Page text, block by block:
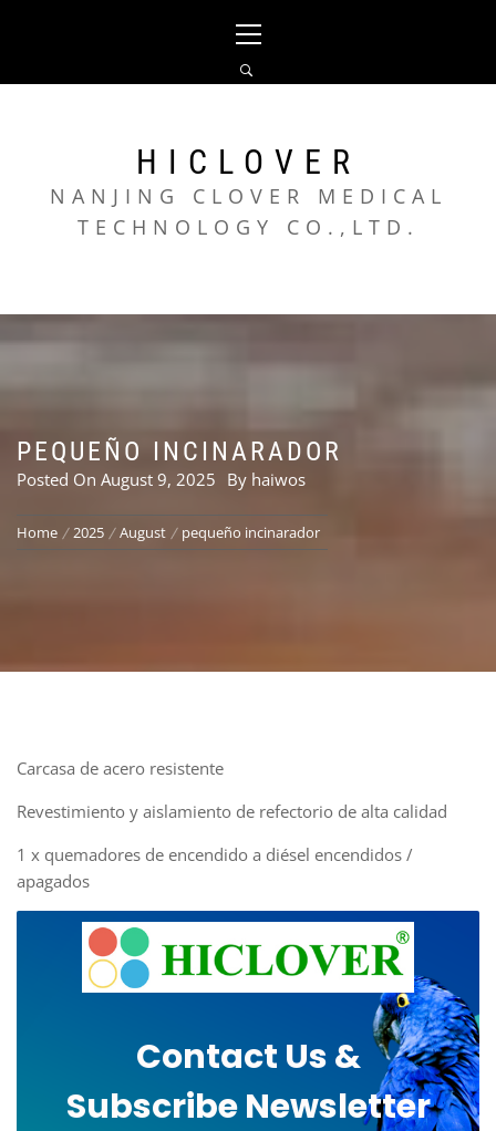
Menu
HICLOVER
NANJING CLOVER MEDICAL
TECHNOLOGY CO.,LTD.
PEQUEÑO INCINARADOR
Posted On August 9, 2025 By haiwos
Home 2025 August pequeño incinarador
Carcasa de acero resistente
Revestimiento y aislamiento de refectorio de alta calidad
1 x quemadores de encendido a diésel encendidos /
apagados
Contact Us &
Subscribe Newsletter